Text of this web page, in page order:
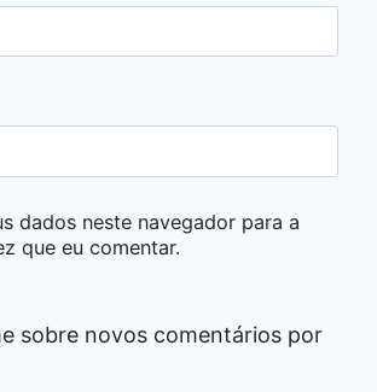
dados neste navegador para a
que eu comentar.
sobre novos comentários por